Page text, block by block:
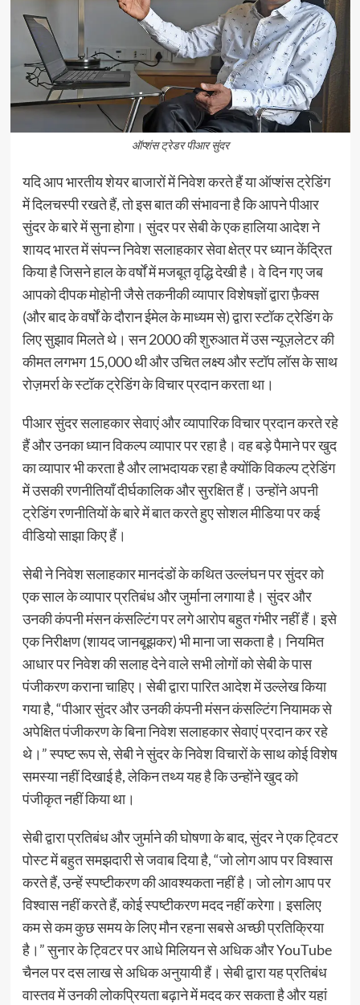
ऑप्शंस ट्रेडर पीआर सुंदर
यदि आप भारतीय शेयर बाजारों में निवेश करते हैं या ऑप्शंस ट्रेडिंग
में दिलचस्पी रखते हैं, तो इस बात की संभावना है कि आपने पीआर
सुंदर के बारे में सुना होगा। सुंदर पर सेबी के एक हालिया आदेश ने
शायद भारत में संपन्न निवेश सलाहकार सेवा क्षेत्र पर ध्यान केंद्रित
किया है जिसने हाल के वर्षों में मजबूत वृद्धि देखी है। वे दिन गए जब
आपको दीपक मोहोनी जैसे तकनीकी व्यापार विशेषज्ञों द्वारा फ़ैक्स
(और बाद के वर्षों के दौरान ईमेल के माध्यम से) द्वारा स्टॉक ट्रेडिंग के
लिए सुझाव मिलते थे। सन 2000 की शुरुआत में उस न्यूज़लेटर की
कीमत लगभग 15,000 थी और उचित लक्ष्य और स्टॉप लॉस के साथ
रोज़मर्रा के स्टॉक ट्रेडिंग के विचार प्रदान करता था।
पीआर सुंदर सलाहकार सेवाएं और व्यापारिक विचार प्रदान करते रहे
हैं और उनका ध्यान विकल्प व्यापार पर रहा है। वह बड़े पैमाने पर खुद
का व्यापार भी करता है और लाभदायक रहा है क्योंकि विकल्प ट्रेडिंग
में उसकी रणनीतियाँ दीर्घकालिक और सुरक्षित हैं। उन्होंने अपनी
ट्रेडिंग रणनीतियों के बारे में बात करते हुए सोशल मीडिया पर कई
वीडियो साझा किए हैं।
सेबी ने निवेश सलाहकार मानदंडों के कथित उल्लंघन पर सुंदर को
एक साल के व्यापार प्रतिबंध और जुर्माना लगाया है। सुंदर और
उनकी कंपनी मंसन कंसल्टिंग पर लगे आरोप बहुत गंभीर नहीं हैं। इसे
एक निरीक्षण (शायद जानबूझकर) भी माना जा सकता है। नियमित
आधार पर निवेश की सलाह देने वाले सभी लोगों को सेबी के पास
पंजीकरण कराना चाहिए। सेबी द्वारा पारित आदेश में उल्लेख किया
गया है, “पीआर सुंदर और उनकी कंपनी मंसन कंसल्टिंग नियामक से
अपेक्षित पंजीकरण के बिना निवेश सलाहकार सेवाएं प्रदान कर रहे
थे।” स्पष्ट रूप से, सेबी ने सुंदर के निवेश विचारों के साथ कोई विशेष
समस्या नहीं दिखाई है, लेकिन तथ्य यह है कि उन्होंने खुद को
पंजीकृत नहीं किया था।
सेबी द्वारा प्रतिबंध और जुर्माने की घोषणा के बाद, सुंदर ने एक ट्विटर
पोस्ट में बहुत समझदारी से जवाब दिया है, “जो लोग आप पर विश्वास
करते हैं, उन्हें स्पष्टीकरण की आवश्यकता नहीं है। जो लोग आप पर
विश्वास नहीं करते हैं, कोई स्पष्टीकरण मदद नहीं करेगा। इसलिए
कम से कम कुछ समय के लिए मौन रहना सबसे अच्छी प्रतिक्रिया
है।” सुनार के ट्विटर पर आधे मिलियन से अधिक और YouTube
चैनल पर दस लाख से अधिक अनुयायी हैं। सेबी द्वारा यह प्रतिबंध
वास्तव में उनकी लोकप्रियता बढ़ाने में मदद कर सकता है और यहां